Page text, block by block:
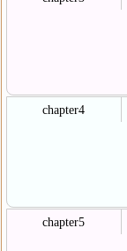
chapter4
chapter5